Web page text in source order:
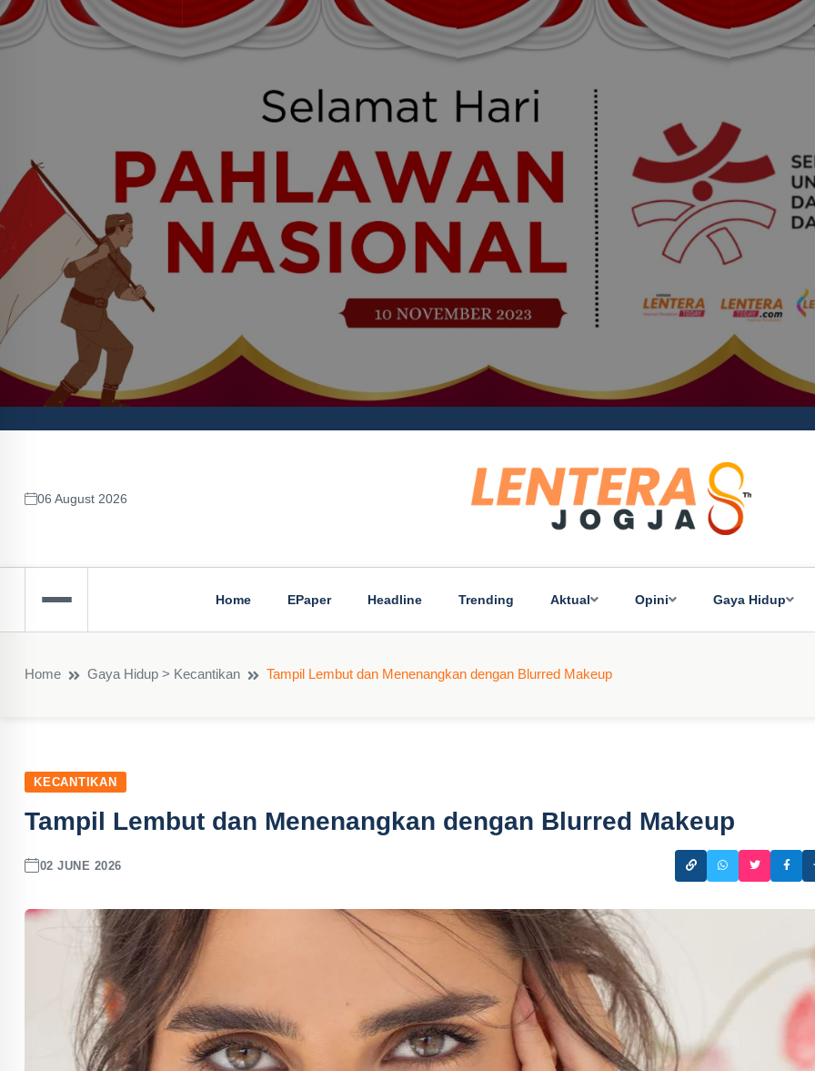
06 August 2026
Home EPaper Headline Trending Aktual Opini Gaya Hidup
Home Gaya Hidup > Kecantikan Tampil Lembut dan Menenangkan dengan Blurred Makeup
KECANTIKAN
Tampil Lembut dan Menenangkan dengan Blurred Makeup
02 JUNE 2026